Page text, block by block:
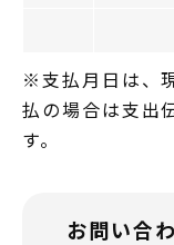
※支払月日は、
払の場合は支出
す。
お問い合